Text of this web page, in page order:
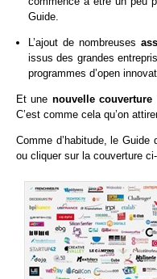
Guide.
L’ajout de nombreuses
issus des grandes
programmes d’open
Et une nouvelle couverture
C’est comme cela qu’on
Comme d’habitude, le
ou cliquer sur la couverture